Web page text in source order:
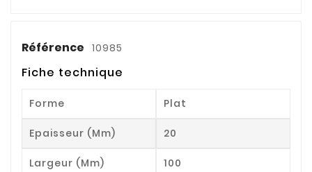
Référence 10985
Fiche technique
Forme Plat
Epaisseur (mm) 20
Largeur (mm) 100